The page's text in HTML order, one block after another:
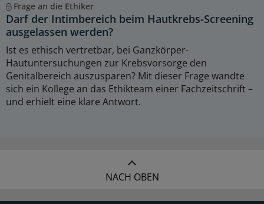
Frage an die Ethiker
Darf der Intimbereich beim Hautkrebs-Screening
ausgelassen werden?
Ist es ethisch vertretbar, bei Ganzkörper-
Hautuntersuchungen zur Krebsvorsorge den
Genitalbereich auszusparen? Mit dieser Frage wandte
sich ein Kollege an das Ethikteam einer Fachzeitschrift –
und erhielt eine klare Antwort.
NACH OBEN